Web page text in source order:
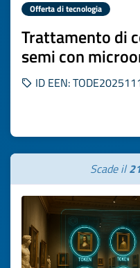
Offerta di tecnologia
Trattamento di
semi con
ID EEN:
Scade il